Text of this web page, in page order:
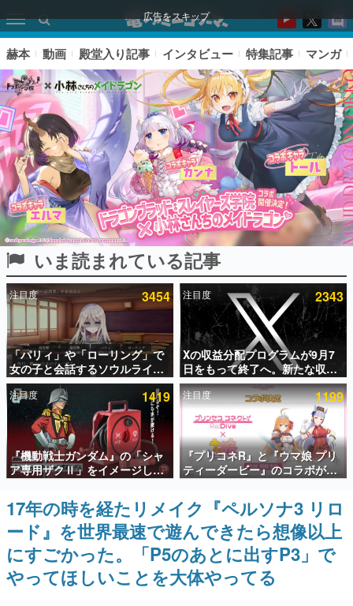
広告をスキップ
ピックアップ
電ファミのいま読まれている記事ランキング
アプリセール情報
インタビュー
連載・特集一覧
殿堂入り記事
SNS拡散数が数千以上！ ページビュー数万以上！ などな
ど。多くの人々に読まれた、電ファミ渾身の“殿堂入り”記
事をまとめました。
ゲームの企画書
名作ゲームクリエイターの方々に製作時のエピソードをお
聞きし、ヒットする企画（ゲーム）とは何か？を探ってい
きます。
赫本
この物語を解いてはいけない。『赫本』は、〈試験問題〉
赫本 動画 殿堂入り記事 インタビュー 特集記事 マンガ
いま読まれている記事
注目度 3454
「パリィ」や「ローリング」で
女の子と会話するソウルライク
恋愛ゲーム『小早川さんはソウ
ルライク』無料公開。返事に失
敗すると「YOU DIED」
注目度 2343
Xの収益分配プログラムが9月7
日をもって終了へ。新たな収益
化制度「Original Content
Rewards Program」を発表
注目度 1419
『機動戦士ガンダム』の「シャ
ア専用ザクⅡ」をイメージした
散水ホースリールが予約開始。
本体にはシャアのパーソナルマ
ークやジオン公国軍のエンブレ
ム、型式番号などを配置
注目度 1199
『プリコネR』と『ウマ娘 プリ
ティーダービー』のコラボが決
定！“最大170連無料”の8.5周年
キャンペーンなども発表
17年の時を経たリメイク『ペルソナ3 リロ
ード』を世界最速で遊んできたら想像以上
にすごかった。「P5のあとに出すP3」で
やってほしいことを大体やってる